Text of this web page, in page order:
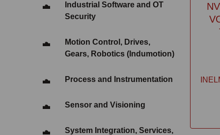
Industrial Software and OT
Security
Motion Control, Drives,
Gears, Robotics (Indumotion)
Process and Instrumentation
Sensor and Visioning
System Integration, Services,